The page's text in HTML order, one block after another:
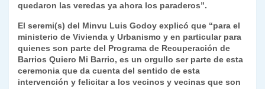
quedaron las veredas ya ahora los paraderos”.
El seremi(s) del Minvu Luis Godoy explicó que “para el
ministerio de Vivienda y Urbanismo y en particular para
quienes son parte del Programa de Recuperación de
Barrios Quiero Mi Barrio, es un orgullo ser parte de esta
ceremonia que da cuenta del sentido de esta
intervención y felicitar a los vecinos y vecinas que son